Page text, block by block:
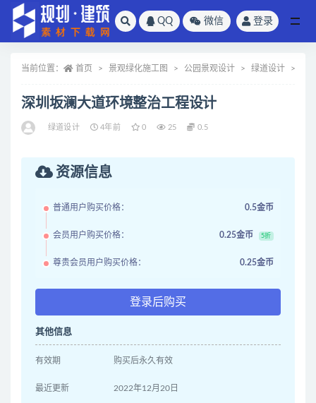
QQ 微信 登录
当前位置： 首页 景观绿化施工图 公园景观设计 绿道设计
深圳坂澜大道环境整治工程设计
绿道设计 4年前 0 25 0.5
资源信息
普通用户购买价格： 0.5金币
会员用户购买价格： 0.25金币 5折
尊贵会员用户购买价格： 0.25金币
登录后购买
其他信息
有效期 购买后永久有效
最近更新 2022年12月20日
全部